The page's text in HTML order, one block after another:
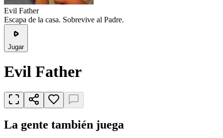
Evil Father
Escapa de la casa. Sobrevive al Padre.
Jugar
Evil Father
La gente también juega